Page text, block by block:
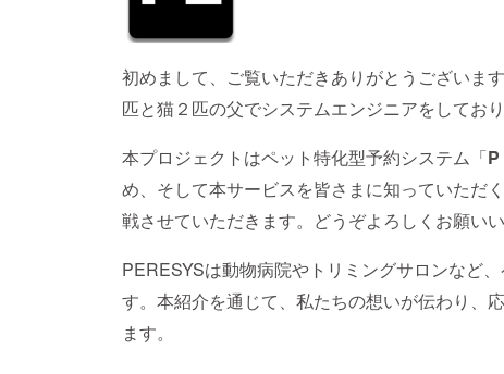
初めまして、ご覧いただきありがとうございま
匹と猫２匹の父でシステムエンジニアをしており
本プロジェクトはペット特化型予約システム「
め、そして本サービスを皆さまに知っていただ
戦させていただきます。どうぞよろしくお願いい
PERESYSは動物病院やトリミングサロンなど
す。本紹介を通じて、私たちの想いが伝わり、
ます。